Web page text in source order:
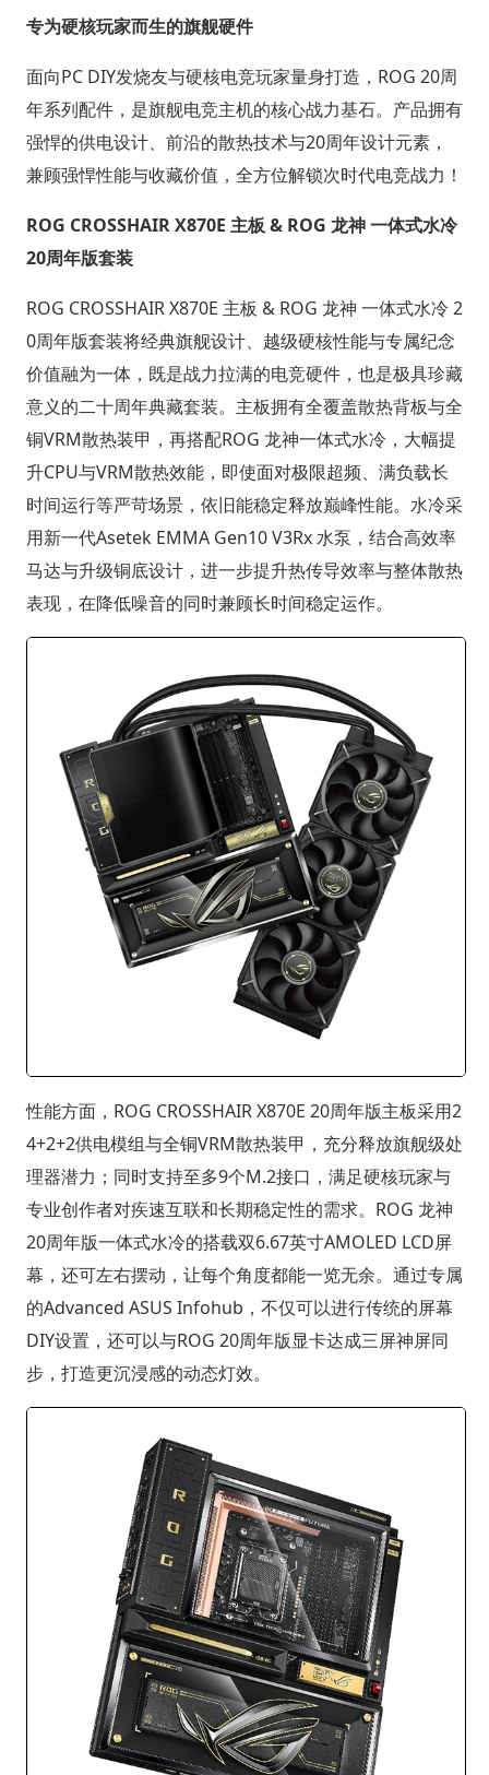
专为硬核玩家而生的旗舰硬件
面向PC DIY发烧友与硬核电竞玩家量身打造，ROG 20周
年系列配件，是旗舰电竞主机的核心战力基石。产品拥有
强悍的供电设计、前沿的散热技术与20周年设计元素，
兼顾强悍性能与收藏价值，全方位解锁次时代电竞战力！
ROG CROSSHAIR X870E 主板 & ROG 龙神 一体式水冷
20周年版套装
ROG CROSSHAIR X870E 主板 & ROG 龙神 一体式水冷 2
0周年版套装将经典旗舰设计、越级硬核性能与专属纪念
价值融为一体，既是战力拉满的电竞硬件，也是极具珍藏
意义的二十周年典藏套装。主板拥有全覆盖散热背板与全
铜VRM散热装甲，再搭配ROG 龙神一体式水冷，大幅提
升CPU与VRM散热效能，即使面对极限超频、满负载长
时间运行等严苛场景，依旧能稳定释放巅峰性能。水冷采
用新一代Asetek EMMA Gen10 V3Rx 水泵，结合高效率
马达与升级铜底设计，进一步提升热传导效率与整体散热
表现，在降低噪音的同时兼顾长时间稳定运作。
性能方面，ROG CROSSHAIR X870E 20周年版主板采用2
4+2+2供电模组与全铜VRM散热装甲，充分释放旗舰级处
理器潜力；同时支持至多9个M.2接口，满足硬核玩家与
专业创作者对疾速互联和长期稳定性的需求。ROG 龙神
20周年版一体式水冷的搭载双6.67英寸AMOLED LCD屏
幕，还可左右摆动，让每个角度都能一览无余。通过专属
的Advanced ASUS Infohub，不仅可以进行传统的屏幕
DIY设置，还可以与ROG 20周年版显卡达成三屏神屏同
步，打造更沉浸感的动态灯效。